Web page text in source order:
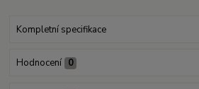
Kompletní specifikace
Hodnocení 0